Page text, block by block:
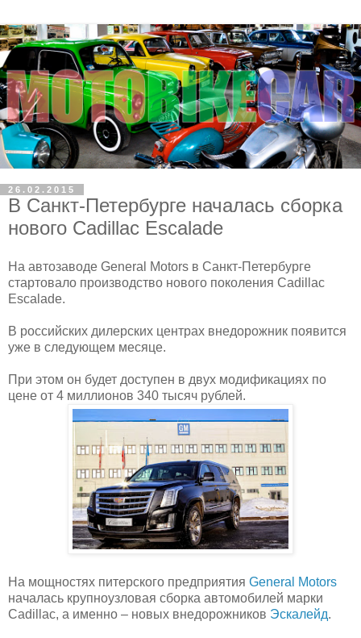
26.02.2015
В Санкт-Петербурге началась сборка
нового Cadillac Escalade
На автозаводе General Motors в Санкт-Петербурге
стартовало производство нового поколения Cadillac
Escalade.
В российских дилерских центрах внедорожник появится
уже в следующем месяце.
При этом он будет доступен в двух модификациях по
цене от 4 миллионов 340 тысяч рублей.
На мощностях питерского предприятия General Motors
началась крупноузловая сборка автомобилей марки
Cadillac, а именно – новых внедорожников Эскалейд.